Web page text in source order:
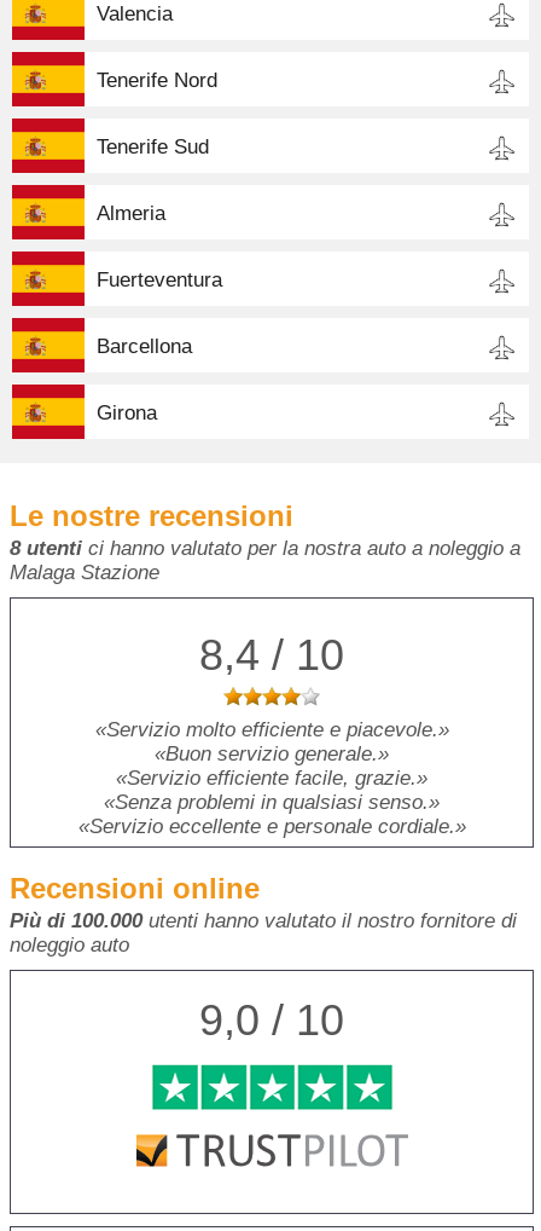
Valencia
Tenerife Nord
Tenerife Sud
Almeria
Fuerteventura
Barcellona
Girona
Le nostre recensioni
8 utenti ci hanno valutato per la nostra auto a noleggio a
Malaga Stazione
8,4 / 10
Servizio molto efficiente e piacevole.
Buon servizio generale.
Servizio efficiente facile, grazie.
Senza problemi in qualsiasi senso.
Servizio eccellente e personale cordiale.
Recensioni online
Più di 100.000utenti hanno valutato il nostro fornitore di
noleggio auto
9,0 / 10